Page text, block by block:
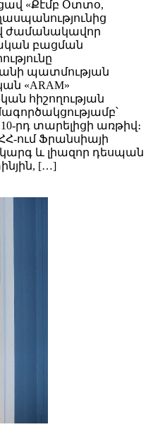
«Քէմբ Օտտօ,
ժամանակավոր
բացման
պատմության
«ARAM»
հիշողության
րդ տարելիցի առթիվ։
ում Ֆրանսիայի
և լիազոր դեսպան
[…]